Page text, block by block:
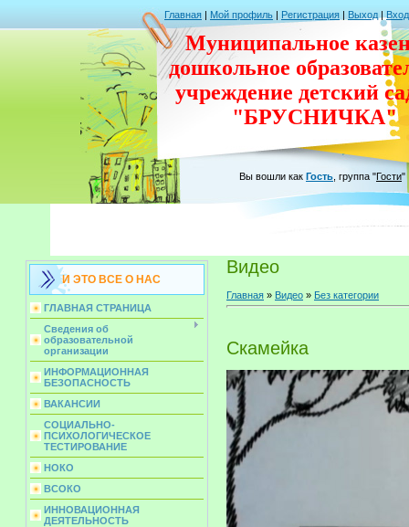
Главная | Мой профиль | Регистрация | Выход | Вход
Муниципальное
дошкольное
учреждение детский
"БРУСНИЧКА"
Вы вошли как Гость группа "Гости"
И ЭТО ВСЕ О НАС
ГЛАВНАЯ СТРАНИЦА
Сведения об
образовательной
организации
ИНФОРМАЦИОННАЯ
БЕЗОПАСНОСТЬ
ВАКАНСИИ
СОЦИАЛЬНО-
ПСИХОЛОГИЧЕСКОЕ
ТЕСТИРОВАНИЕ
НОКО
ВСОКО
ИННОВАЦИОННАЯ
ДЕЯТЕЛЬНОСТЬ
Видео
Главная » Видео » Без категории
Скамейка